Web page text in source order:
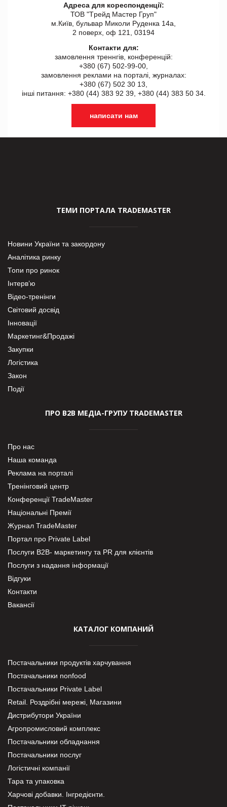
Адреса для кореспонденції:
ТОВ "Tрейд Мастер Груп"
м.Київ, бульвар Миколи Руденка 14а,
2 поверх, оф 121, 03194
Контакти для:
замовлення треннгів, конференцій:
+380 (67) 502-99-00,
замовлення реклами на порталі, журналах:
+380 (67) 502 30 13,
інші питання: +380 (44) 383 92 39, +380 (44) 383 50 34.
написати нам
ТЕМИ ПОРТАЛА TRADEMASTER
Новини України та закордону
Аналітика ринку
Топи про ринок
Інтерв’ю
Відео-тренінги
Світовий досвід
Інновації
Маркетинг&Продажі
Закупки
Логістика
Закон
Події
ПРО В2В МЕДІА-ГРУПУ TRADEMASTER
Про нас
Наша команда
Реклама на порталі
Тренінговий центр
Конференції TradeMaster
Національні Премії
Журнал TradeMaster
Портал про Private Label
Послуги В2В- маркетингу та PR для клієнтів
Послуги з надання інформації
Відгуки
Контакти
Вакансії
КАТАЛОГ КОМПАНИЙ
Постачальники продуктів харчування
Постачальники nonfood
Постачальники Private Label
Retail. Роздрібні мережі, Магазини
Дистрибутори України
Агропромисловий комплекс
Постачальники обладнання
Постачальники послуг
Логістичні компанії
Тара та упаковка
Харчові добавки. Інгредієнти.